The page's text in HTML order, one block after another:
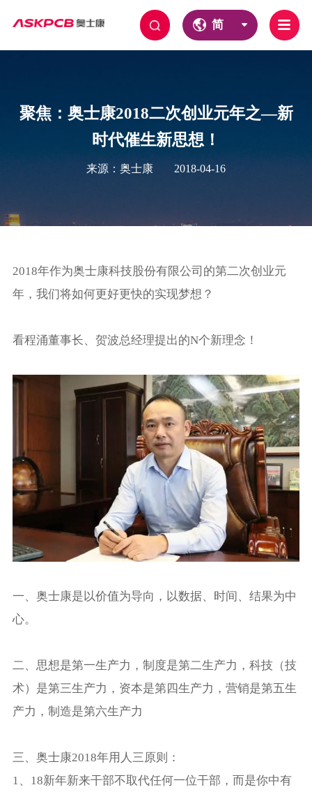
简
聚焦：奥士康2018二次创业元年之—新
时代催生新思想！
来源：奥士康 2018-04-16
2018年作为奥士康科技股份有限公司的第二次创业元
年，我们将如何更好更快的实现梦想？
看程涌董事长、贺波总经理提出的N个新理念！
一、奥士康是以价值为导向，以数据、时间、结果为中
心。
二、思想是第一生产力，制度是第二生产力，科技（技
术）是第三生产力，资本是第四生产力，营销是第五生
产力，制造是第六生产力
三、奥士康2018年用人三原则：
1、18新年新来干部不取代任何一位干部，而是你中有